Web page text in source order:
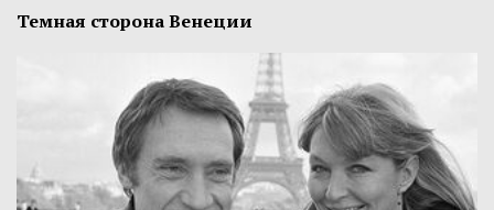
Темная сторона Венеции